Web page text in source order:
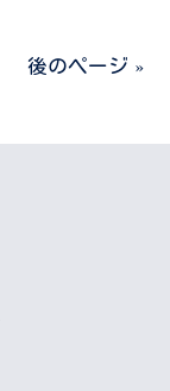
後のページ »